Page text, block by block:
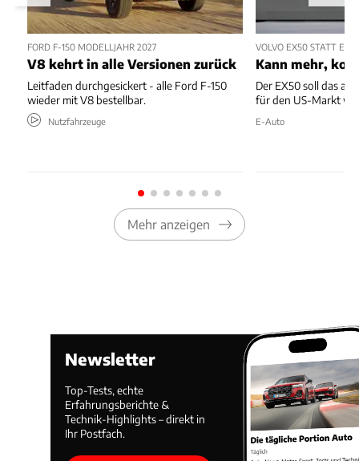
FORD F-150 MODELLJAHR 2027
V8 kehrt in alle Versionen zurück
Leitfaden durchgesickert - alle Ford F-150
wieder mit V8 bestellbar.
Nutzfahrzeuge
VOLVO EX50 STATT
Kann mehr,
Der EX50 soll das ab
für den US-Markt
E-Auto
Mehr anzeigen
Newsletter
Top-Tests, echte
Erfahrungsberichte &
Technik-Highlights – direkt in
Ihr Postfach.